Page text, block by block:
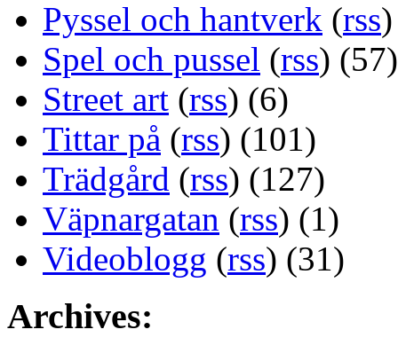
Pyssel och hantverk (rss
Spel och pussel (rss) (57)
Street art (rss) (6)
Tittar på (rss) (101)
Trädgård (rss) (127)
Väpnargatan (rss) (1)
Videoblogg (rss) (31)
Archives: